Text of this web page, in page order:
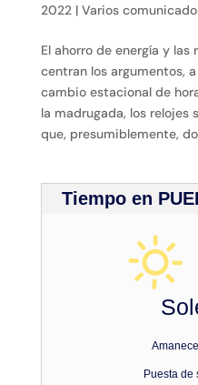
2022| Varios
El ahorro de energía y las
centran los argumentos,
cambio estacional de
la madrugada, los relojes
que, presumiblemente,
Tiempo en
Puesta de